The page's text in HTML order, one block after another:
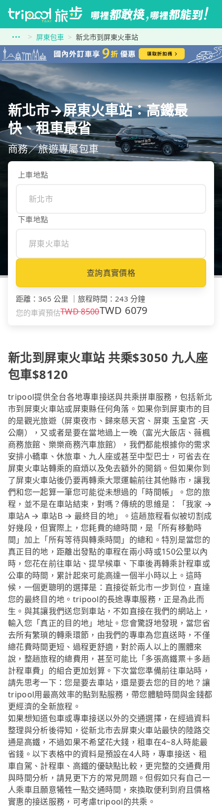
屏東包車 新北市到屏東火車站
新北市→屏東火車站：高鐵最
快、租車最省
商務／旅遊專屬包車
上車地點
下車地點
查詢真實價格
距離 ： 365 公里 旅程時間 ： 243 分鐘
您的車資預估TWD8500TWD 6079
新北到屏東火車站 共乘$3050 九人座
包車$8120
tripool提供全台各地專車接送與共乘拼車服務，包括新北
市到屏東火車站或屏東縣任何角落。如果你到屏東市的目
的是觀光旅遊（屏東夜市、歸來慈天宮、屏東 玉皇宮 -天
公廟），又或者是要在當地過上一晚（富光大飯店、薇楓
商務旅館、樂樂商務汽車旅館），我們都能根據你的需求
安排小轎車、休旅車、九人座或甚至中型巴士，可省去在
屏東火車站轉乘的麻煩以及免去額外的開銷。但如果你到
了屏東火車站後仍要再轉乘大眾運輸前往其他縣市，讓我
們和您一起算一筆您可能從未想過的「時間帳」。您的旅
程，並不是在車站結束，對嗎？傳統的思維是：「我家 →
車站A → 車站B → 最終目的地」。這趟旅程看似被切割成
好幾段，但實際上，您耗費的總時間，是「所有移動時
間」加上「所有等待與轉乘時間」的總和。特別是當您的
真正目的地，距離出發點的車程在兩小時或150公里以內
時，您花在前往車站、提早候車、下車後再轉乘計程車或
公車的時間，累計起來可能高達一個半小時以上。這時
候，一個更聰明的選擇是：直接從新北市一步到位，直達
您的最終目的地。tripool的長途專車服務，正是為此而
生。與其讓我們送您到車站，不如直接在我們的網站上，
輸入您「真正的目的地」地址。您會驚訝地發現，當您省
去所有繁瑣的轉乘環節，由我們的專車為您直送時，不僅
總花費時間更短、過程更舒適，對於兩人以上的團體來
說，整趟旅程的總費用，甚至可能比「多張高鐵票＋多趟
計程車費」的組合更加划算。下次當您準備前往車站時，
請先思考一下：您是要去車站，還是要去您的目的地？讓
tripool用最高效率的點到點服務，帶您體驗時間與金錢都
更經濟的全新旅程。
如果想知道包車或專車接送以外的交通選擇，在經過資料
整理與分析後得知，從新北市去屏東火車站最快的陸路交
通是高鐵，不過如果不希望花大錢，租車在4~8人時能最
省錢。以下表格中的資料是預設在4人時，專車接送、租
車自駕、計程車、高鐵的優缺點比較，更完整的交通費用
與時間分析，請見更下方的常見問題。但假如只有自己一
人乘車且願意犧牲一點交通時間，來換取便利到府且價格
實惠的接送服務，可考慮tripool的共乘。